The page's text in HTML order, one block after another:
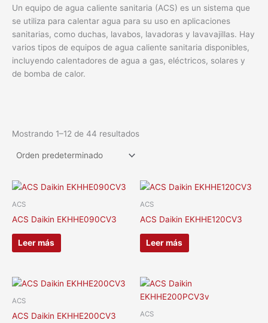
Un equipo de agua caliente sanitaria (ACS) es un sistema que
se utiliza para calentar agua para su uso en aplicaciones
sanitarias, como duchas, lavabos, lavadoras y lavavajillas. Hay
varios tipos de equipos de agua caliente sanitaria disponibles,
incluyendo calentadores de agua a gas, eléctricos, solares y
de bomba de calor.
Mostrando 1–12 de 44 resultados
ACS
ACS Daikin EKHHE090CV3
Leer más
ACS
ACS Daikin EKHHE120CV3
Leer más
ACS
ACS Daikin EKHHE200CV3 ACS